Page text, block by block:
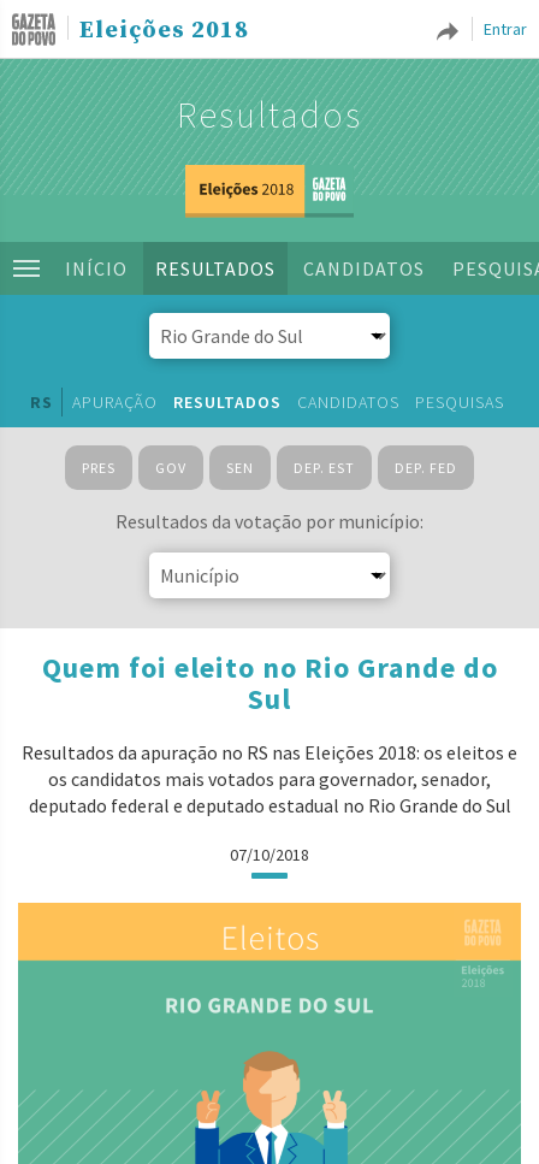
Entrar
Eleições 2018
Resultados
INÍCIO RESULTADOS CANDIDATOS
RS APURAÇÃO RESULTADOS CANDIDATOS PESQUISAS
PRES GOV SEN DEP. EST DEP. FED
Resultados da votação por município:
Quem foi eleito no Rio Grande do
Sul
Resultados da apuração no RS nas Eleições 2018: os eleitos e
os candidatos mais votados para governador, senador,
deputado federal e deputado estadual no Rio Grande do Sul
07/10/2018